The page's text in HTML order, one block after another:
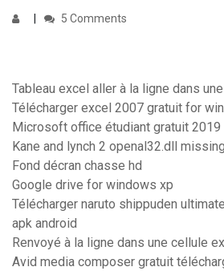
5 Comments
Tableau excel aller à la ligne dans
Télécharger excel 2007 gratuit for
Microsoft office étudiant gratuit 2019
Kane and lynch 2 openal32.dll missing
Fond décran chasse hd
Google drive for windows xp
Télécharger naruto shippuden
apk android
Renvoyé à la ligne dans une cellule
Avid media composer gratuit